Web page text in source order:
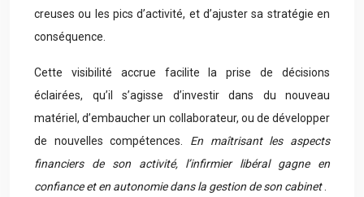
creuses ou les pics d’activité, et d’ajuster sa stratégie en
conséquence.
Cette visibilité accrue facilite la prise de décisions
éclairées, qu’il s’agisse d’investir dans du nouveau
matériel, d’embaucher un collaborateur, ou de développer
de nouvelles compétences. En maîtrisant les aspects
financiers de son activité, l’infirmier libéral gagne en
confiance et en autonomie dans la gestion de son cabinet